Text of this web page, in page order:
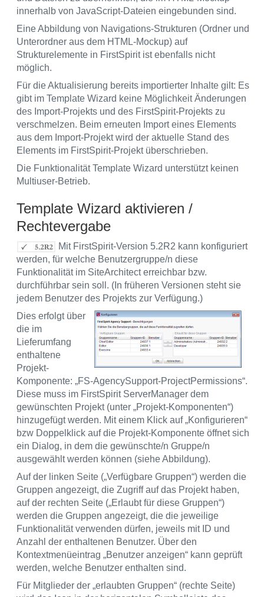
innerhalb von JavaScript-Dateien eingebunden sind.
Eine Abbildung von Navigations-Strukturen (Ordner und
Unterordner aus dem HTML-Mockup) auf
Strukturelemente in FirstSpirit ist ebenfalls nicht
möglich.
Für die Aktualisierung bereits importierter Inhalte gilt: Es
gibt im Template Wizard keine Möglichkeit Änderungen
des Import-Projekts und des FirstSpirit-Projekts zu
verschmelzen. Beim erneuten Import eines Elements
aus dem Import-Projekt wird der aktuelle Stand des
Elements im FirstSpirit-Projekt überschrieben.
Die Funktionalität Template Wizard unterstützt keinen
Multiuser-Betrieb.
Template Wizard aktivieren /
Rechtevergabe
Mit FirstSpirit-Version 5.2R2 kann konfiguriert
werden, für welche Benutzergruppe/n diese
Funktionalität im SiteArchitect erreichbar bzw.
durchführbar sein soll. (In früheren Versionen steht sie
jedem Benutzer des Projekts zur Verfügung.)
Dies erfolgt über
die im
Lieferumfang
enthaltene
Projekt-
Komponente: „FS-AgencySupport-ProjectPermissions“.
Diese muss im FirstSpirit ServerManager dem
gewünschten Projekt (unter „Projekt-Komponenten“)
hinzugefügt werden. Mit einem Klick auf „Konfigurieren“
bzw Doppelklick auf die Projekt-Komponente öffnet sich
ein Dialog, in dem die gewünschte/n Gruppe/n
ausgewählt werden können (siehe Abbildung).
Auf der linken Seite („Verfügbare Gruppen“) werden die
Gruppen angezeigt, die Zugriff auf das Projekt haben,
auf der rechten Seite („Erlaubt für diese Gruppen“)
werden die Gruppen angezeigt, die die jeweilige
Funktionalität verwenden dürfen, jeweils mit ID und
Anzahl der enthaltenen Benutzer. Über den
Kontextmenüeintrag „Benutzer anzeigen“ kann geprüft
werden, welche Benutzer enthalten sind.
Für Mitglieder der „erlaubten Gruppen“ (rechte Seite)